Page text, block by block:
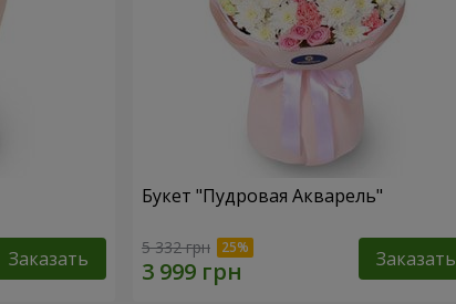
Заказать
Букет "Пудровая Акварель"
5 332 грн Заказать